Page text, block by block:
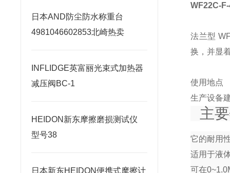
日本AND防尘防水称重台
4981046602853北崎热卖
INFLIDGE英富丽光束式加热器
减压阀BC-1
HEIDON新东摩擦磨损测试仪
型号38
日本新东HEIDON便携式摩擦计
WF22C-
法兰型
换，并显
使用地点
生产设备
主
它的耐用
适用于液
可在